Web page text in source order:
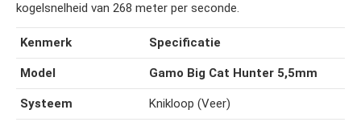
kogelsnelheid van 268 meter per seconde.
Kenmerk Specificatie
Model Gamo Big Cat Hunter 5,5mm
Systeem Knikloop (Veer)